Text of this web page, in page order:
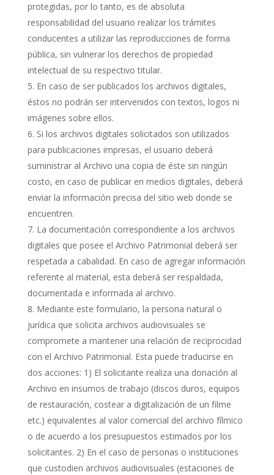
protegidas, por lo tanto, es de absoluta
responsabilidad del usuario realizar los trámites
conducentes a utilizar las reproducciones de forma
pública, sin vulnerar los derechos de propiedad
intelectual de su respectivo titular.
En caso de ser publicados los archivos digitales,
éstos no podrán ser intervenidos con textos, logos ni
imágenes sobre ellos.
Si los archivos digitales solicitados son utilizados
para publicaciones impresas, el usuario deberá
suministrar al Archivo una copia de éste sin ningún
costo, en caso de publicar en medios digitales, deberá
enviar la información precisa del sitio web donde se
encuentren.
La documentación correspondiente a los archivos
digitales que posee el Archivo Patrimonial deberá ser
respetada a cabalidad. En caso de agregar información
referente al material, esta deberá ser respaldada,
documentada e informada al archivo.
Mediante este formulario, la persona natural o
jurídica que solicita archivos audiovisuales se
compromete a mantener una relación de reciprocidad
con el Archivo Patrimonial. Esta puede traducirse en
dos acciones: 1) El solicitante realiza una donación al
Archivo en insumos de trabajo (discos duros, equipos
de restauración, costear a digitalización de un filme
etc.) equivalentes al valor comercial del archivo fílmico
o de acuerdo a los presupuestos estimados por los
solicitantes. 2) En el caso de personas o instituciones
que custodien archivos audiovisuales (estaciones de